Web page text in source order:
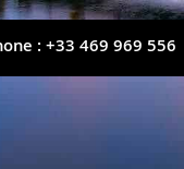
: +33 469 969 556